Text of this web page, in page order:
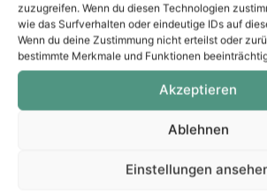
zuzugreifen. Wenn du diesen Technologien
wie das Surfverhalten oder eindeutige IDs auf
Wenn du deine Zustimmung nicht erteilst oder
bestimmte Merkmale und Funktionen
Akzeptieren
Ablehnen
Einstellungen
Zum Kalender hinzufügen